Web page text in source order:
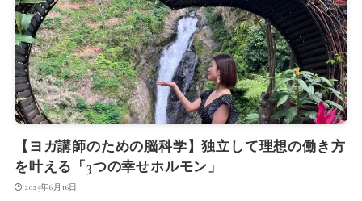
【ヨガ講師のための脳科学】独立して理想の働き方
を叶える「3つの幸せホルモン」
2025年6月16日